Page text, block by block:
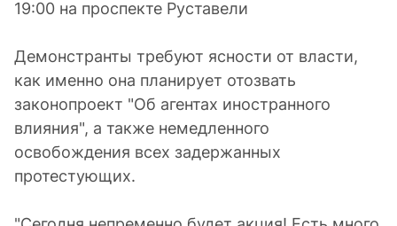
19:00 на проспекте Руставели
Демонстранты требуют ясности от власти,
как именно она планирует отозвать
законопроект "Об агентах иностранного
влияния", а также немедленного
освобождения всех задержанных
протестующих.